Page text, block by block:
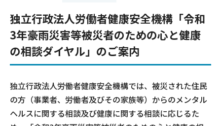
独立行政法人労働者健康安全機構「令和
3年豪雨災害等被災者のための心と健康
の相談ダイヤル」のご案内
独立行政法人労働者健康安全機構では、被災された住民
の方（事業者、労働者及びその家族等）からのメンタル
ヘルスに関する相談及び健康に関する相談に応じるた